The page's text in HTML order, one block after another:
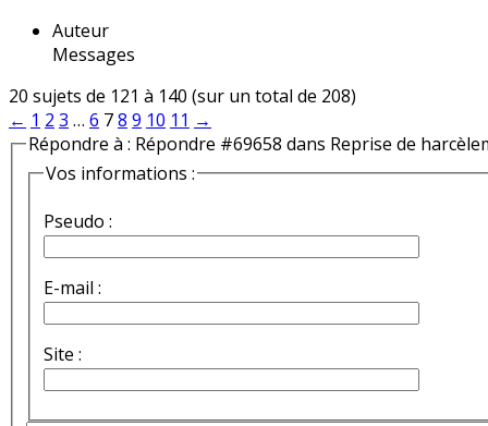
Auteur
Messages
20 sujets de 121 à 140 (sur un total de 208)
← 1 2 3 … 6 78 9 10 11 →
Répondre à : Répondre #69658 dans Reprise de
Vos informations :
Pseudo :
E-mail :
Site :